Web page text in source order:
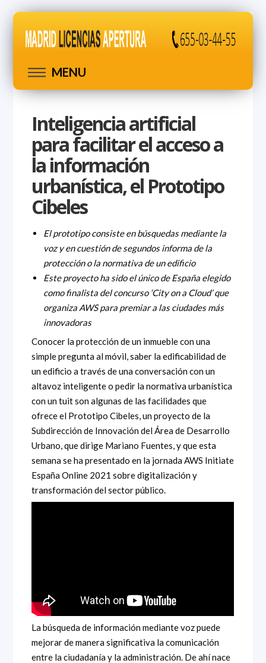
MENU
Inteligencia artificial
para facilitar el acceso a
la información
urbanística, el Prototipo
Cibeles
El prototipo consiste en búsquedas mediante la
voz y en cuestión de segundos informa de la
protección o la normativa de un edificio
Este proyecto ha sido el único de España elegido
como finalista del concurso ‘City on a Cloud’ que
organiza AWS para premiar a las ciudades más
innovadoras
Conocer la protección de un inmueble con una
simple pregunta al móvil, saber la edificabilidad de
un edificio a través de una conversación con un
altavoz inteligente o pedir la normativa urbanística
con un tuit son algunas de las facilidades que
ofrece el Prototipo Cibeles, un proyecto de la
Subdirección de Innovación del Área de Desarrollo
Urbano, que dirige Mariano Fuentes, y que esta
semana se ha presentado en la jornada AWS Initiate
España Online 2021 sobre digitalización y
transformación del sector público.
La búsqueda de información mediante voz puede
mejorar de manera significativa la comunicación
entre la ciudadanía y la administración. De ahí nace